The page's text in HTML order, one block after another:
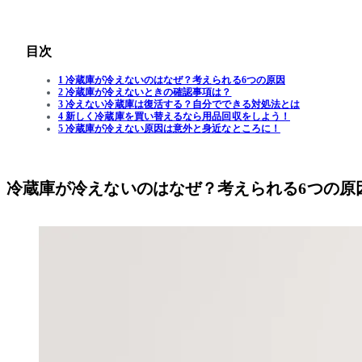
目次
1 冷蔵庫が冷えないのはなぜ？考えられる6つの原因
2 冷蔵庫が冷えないときの確認事項は？
3 冷えない冷蔵庫は復活する？自分でできる対処法とは
4 新しく冷蔵庫を買い替えるなら用品回収をしよう！
5 冷蔵庫が冷えない原因は意外と身近なところに！
冷蔵庫が冷えないのはなぜ？考えられる6つの原